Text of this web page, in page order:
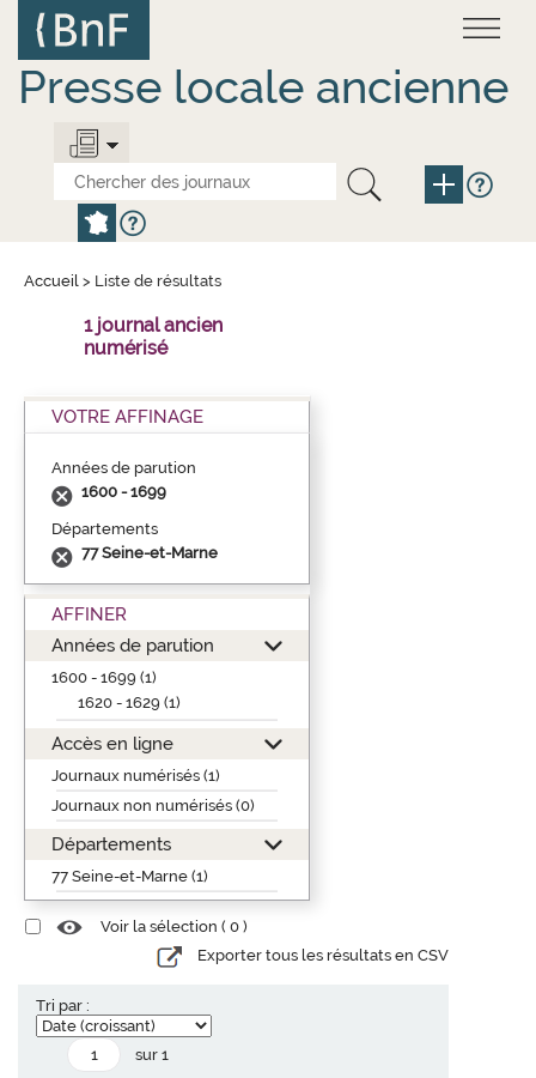
contenu
principal
Presse locale ancienne
Accueil > Liste de résultats
1 journal ancien
numérisé
VOTRE AFFINAGE
Années de parution
1600 - 1699
Départements
77 Seine-et-Marne
AFFINER
Années de parution
1600 - 1699 (1)
1620 - 1629 (1)
Accès en ligne
Journaux numérisés (1)
Journaux non numérisés (0)
Départements
77 Seine-et-Marne (1)
Voir la sélection ( 0 )
Exporter tous les résultats en CSV
Tri par :
sur 1
Panneau de gestion des cookies